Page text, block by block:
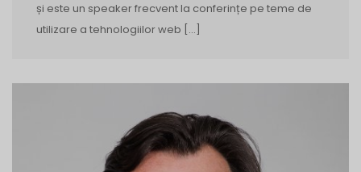
și este un speaker frecvent la conferințe pe teme de
utilizare a tehnologiilor web […]